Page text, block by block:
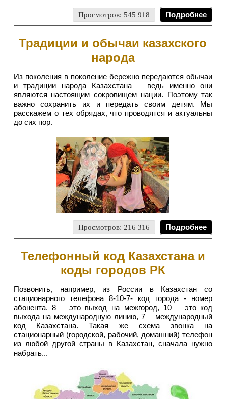
Просмотров: 545 918 Подробнее
Традиции и обычаи казахского
народа
Из поколения в поколение бережно передаются обычаи
и традиции народа Казахстана – ведь именно они
являются настоящим сокровищем нации. Поэтому так
важно сохранить их и передать своим детям. Мы
расскажем о тех обрядах, что проводятся и актуальны
до сих пор.
Просмотров: 216 316 Подробнее
Телефонный код Казахстана и
коды городов РК
Позвонить, например, из России в Казахстан со
стационарного телефона 8-10-7- код города - номер
абонента. 8 – это выход на межгород, 10 – это код
выхода на международную линию, 7 – международный
код Казахстана. Такая же схема звонка на
стационарный (городской, рабочий, домашний) телефон
из любой другой страны в Казахстан, сначала нужно
набрать...